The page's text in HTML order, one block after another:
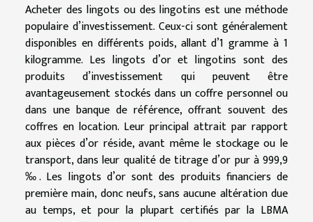
Acheter des lingots ou des lingotins est une méthode
populaire d’investissement. Ceux-ci sont généralement
disponibles en différents poids, allant d’1 gramme à 1
kilogramme. Les lingots d’or et lingotins sont des
produits d’investissement qui peuvent être
avantageusement stockés dans un coffre personnel ou
dans une banque de référence, offrant souvent des
coffres en location. Leur principal attrait par rapport
aux pièces d’or réside, avant même le stockage ou le
transport, dans leur qualité de titrage d’or pur à 999,9
‰. Les lingots d’or sont des produits financiers de
première main, donc neufs, sans aucune altération due
au temps, et pour la plupart certifiés par la LBMA